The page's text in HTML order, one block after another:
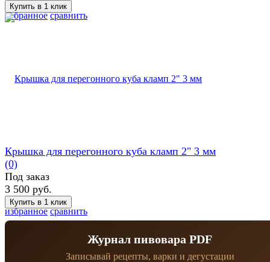
избранное сравнить
избранное сравнить
Крышка для перегонного куба кламп 2" 3 мм
(0)
Под заказ
3 500 руб.
Журнал пивовара PDF
Записывай рецепты, варки и дегустации